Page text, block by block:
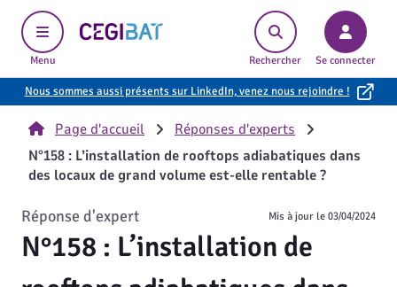
Menu
Cegibat, accueil
Rechercher Se connecter
Nous sommes aussi présents sur LinkedIn, venez nous rejoindre !
Page d'accueil
Réponses d'experts
N°158 : L’installation de rooftops adiabatiques dans
des locaux de grand volume est-elle rentable ?
N°158 : L’installation de
Réponse d'expert Mis à jour le03/04/2024